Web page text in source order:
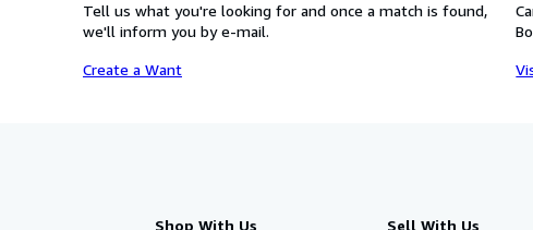
Tell us what you're looking for and once a match is found,
we'll inform you by e-mail.
Create a Want
Shop With Us Sell With Us